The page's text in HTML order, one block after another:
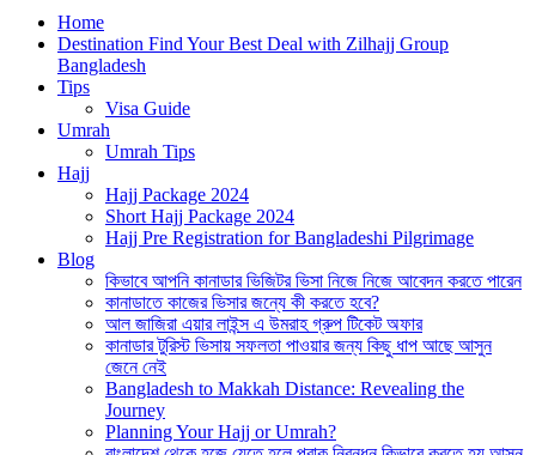
Home
Destination Find Your Best Deal with Zilhajj Group
Bangladesh
Tips
Visa Guide
Umrah
Umrah Tips
Hajj
Hajj Package 2024
Short Hajj Package 2024
Hajj Pre Registration for Bangladeshi Pilgrimage
Blog
কিভাবে আপনি কানাডার ভিজিটর ভিসা নিজে নিজে আবেদন করতে পারেন
কানাডাতে কাজের ভিসার জন্যে কী করতে হবে?
আল জাজিরা এয়ার লাইন্স এ উমরাহ গ্রুপ টিকেট অফার
কানাডার টুরিস্ট ভিসায় সফলতা পাওয়ার জন্য কিছু ধাপ আছে আসুন
জেনে নেই
Bangladesh to Makkah Distance: Revealing the
Journey
Planning Your Hajj or Umrah?